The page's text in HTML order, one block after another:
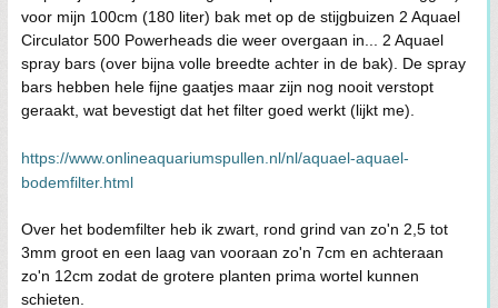
voor mijn 100cm (180 liter) bak met op de stijgbuizen 2 Aquael
Circulator 500 Powerheads die weer overgaan in... 2 Aquael
spray bars (over bijna volle breedte achter in de bak). De spray
bars hebben hele fijne gaatjes maar zijn nog nooit verstopt
geraakt, wat bevestigt dat het filter goed werkt (lijkt me).
https://www.onlineaquariumspullen.nl/nl/aquael-aquael-
bodemfilter.html
Over het bodemfilter heb ik zwart, rond grind van zo'n 2,5 tot
3mm groot en een laag van vooraan zo'n 7cm en achteraan
zo'n 12cm zodat de grotere planten prima wortel kunnen
schieten.